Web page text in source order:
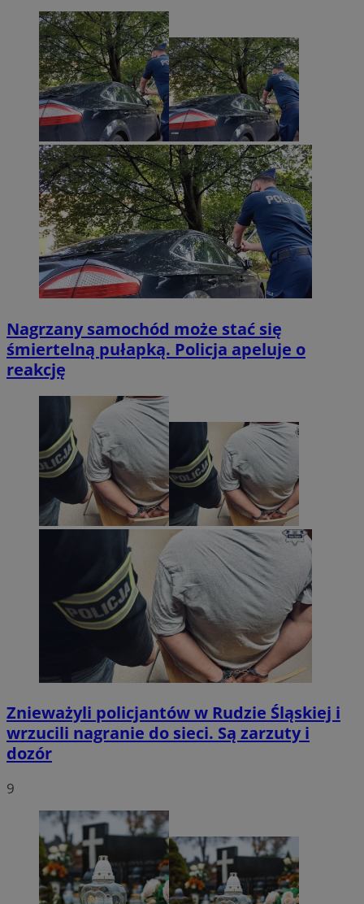
Nagrzany samochód może stać się
śmiertelną pułapką. Policja apeluje o
reakcję
Znieważyli policjantów w Rudzie Śląskiej i
wrzucili nagranie do sieci. Są zarzuty i
dozór
9